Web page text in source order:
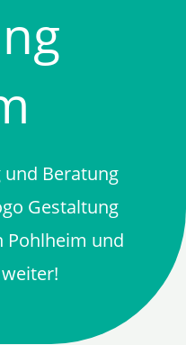
und Beratung
Gestaltung
und